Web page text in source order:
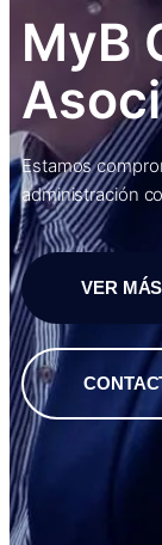
MyB
Estamos
administración
VER MÁS